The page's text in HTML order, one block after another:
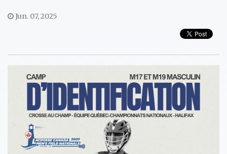
Jun. 07, 2025